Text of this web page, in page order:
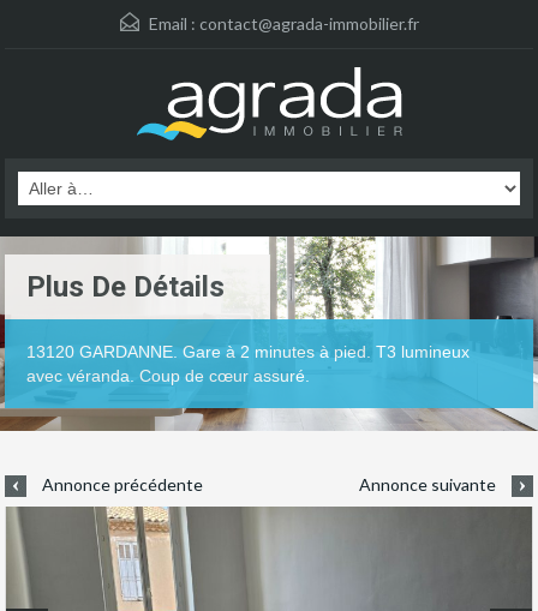
Email : contact@agrada-immobilier.fr
Plus De Détails
13120 GARDANNE. Gare à 2 minutes à pied. T3 lumineux
avec véranda. Coup de cœur assuré.
Annonce précédente Annonce suivante